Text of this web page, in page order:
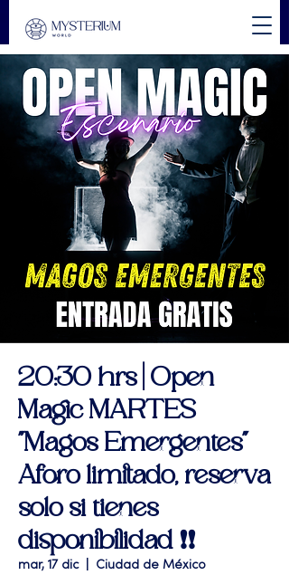
20:30 hrs | Open
Magic MARTES
"Magos Emergentes"
Aforo limitado, reserva
solo si tienes
disponibilidad ❗️❗️
mar, 17 dic
  |
Ciudad de México